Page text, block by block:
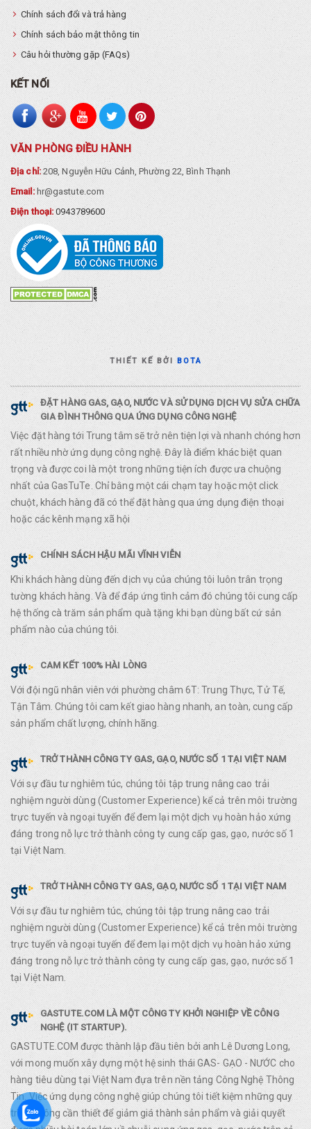
Chính sách đổi và trả hàng
Chính sách bảo mật thông tin
Câu hỏi thường gặp (FAQs)
KẾT NỐI
VĂN PHÒNG ĐIỀU HÀNH
Địa chỉ:208, Nguyễn Hữu Cảnh, Phường 22, Bình Thạnh
Email: hr@gastute.com
Điện thoại:0943789600
THIẾT KẾ BỞIBOTA
ĐẶT HÀNG GAS, GẠO, NƯỚC VÀ SỬ DỤNG DỊCH VỤ SỬA CHỮA
GIA ĐÌNH THÔNG QUA ỨNG DỤNG CÔNG NGHỆ
Việc đặt hàng tới Trung tâm sẽ trở nên tiện lợi và nhanh chóng hơn
rất nhiều nhờ ứng dụng công nghệ. Đây là điểm khác biệt quan
trọng và được coi là một trong những tiện ích được ưa chuộng
nhất của GasTuTe. Chỉ bằng một cái chạm tay hoặc một click
chuột, khách hàng đã có thể đặt hàng qua ứng dụng điện thoại
hoặc các kênh mạng xã hội
CHÍNH SÁCH HẬU MÃI VĨNH VIỄN
Khi khách hàng dùng đến dịch vụ của chúng tôi luôn trân trọng
tường khách hàng. Và để đáp ứng tình cảm đó chúng tôi cung cấp
hệ thống cà trăm sản phẩm quà tặng khi bạn dùng bất cứ sản
phẩm nào của chúng tôi.
CAM KẾT 100% HÀI LÒNG
Với đội ngũ nhân viên với phường châm 6T: Trung Thực, Tử Tế,
Tận Tâm. Chúng tôi cam kết giao hàng nhanh, an toàn, cung cấp
sản phẩm chất lượng, chính hãng.
TRỞ THÀNH CÔNG TY GAS, GẠO, NƯỚC SỐ 1 TẠI VIỆT NAM
Với sự đầu tư nghiêm túc, chúng tôi tập trung nâng cao trải
nghiệm người dùng (Customer Experience) kể cả trên môi trường
trực tuyến và ngoại tuyến để đem lại một dịch vụ hoàn hảo xứng
đáng trong nỗ lực trở thành công ty cung cấp gas, gạo, nước số 1
tại Việt Nam.
TRỞ THÀNH CÔNG TY GAS, GẠO, NƯỚC SỐ 1 TẠI VIỆT NAM
Với sự đầu tư nghiêm túc, chúng tôi tập trung nâng cao trải
nghiệm người dùng (Customer Experience) kể cả trên môi trường
trực tuyến và ngoại tuyến để đem lại một dịch vụ hoàn hảo xứng
đáng trong nỗ lực trở thành công ty cung cấp gas, gạo, nước số 1
tại Việt Nam.
GASTUTE.COM LÀ MỘT CÔNG TY KHỞI NGHIỆP VỀ CÔNG
NGHỆ (IT STARTUP).
GASTUTE.COM được thành lập đầu tiên bởi anh Lê Dương Long,
với mong muốn xây dựng một hệ sinh thái GAS- GẠO - NƯỚC cho
hàng tiêu dùng tại Việt Nam đựa trên nền tảng Công Nghệ Thông
Tin. Việc ứng dụng công nghệ giúp chúng tôi tiết kiệm những quy
trình không cần thiết để giảm giá thành sản phẩm và giải quyết